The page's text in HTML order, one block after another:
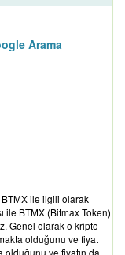
Arama
ile ilgili olarak
ile BTMX (Bitmax Token)
Genel olarak o kripto
olduğunu ve fiyat
olduğunu ve fiyatın da